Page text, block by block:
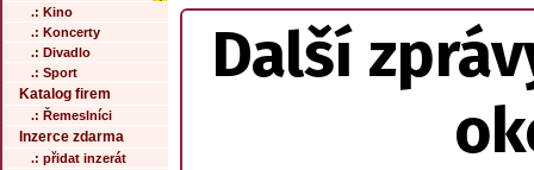
.: Kino
.: Koncerty
.: Divadlo
.: Sport
Katalog firem
.: Řemeslníci
Inzerce zdarma
.: přidat inzerát
Další